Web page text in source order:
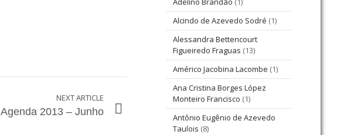
NEXT ARTICLE
Agenda 2013 – Junho
Alcindo de Azevedo Sodré (1)
Alessandra Bettencourt
Figueiredo Fraguas (13)
Américo Jacobina Lacombe (1)
Ana Cristina Borges López
Monteiro Francisco (1)
Antônio Eugênio de Azevedo
Taulois (8)